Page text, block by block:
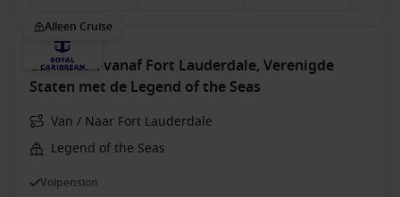
Alleen Cruise
Caribbean vanaf Fort Lauderdale, Verenigde
Staten met de Legend of the Seas
Van / Naar Fort Lauderdale
Legend of the Seas
Volpension